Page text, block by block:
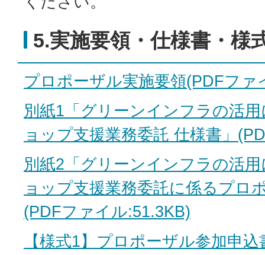
5.実施要領・仕様書・様
プロポーザル実施要領(PDFファ
別紙1「グリーンインフラの活
ョップ支援業務委託 仕様書」
別紙2「グリーンインフラの活
ョップ支援業務委託に係るプロ
(PDFファイル:51.3KB)
【様式1】プロポーザル参加申